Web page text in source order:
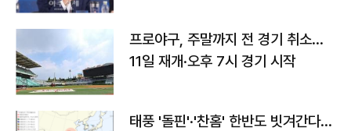
프로야구, 주말까지 전 경기 취소…
11일 재개·오후 7시 경기 시작
태풍 '돌핀'·'찬홈' 한반도 빗겨간다…